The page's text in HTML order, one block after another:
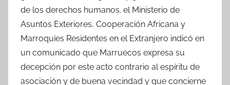
de los derechos humanos. el Ministerio de
Asuntos Exteriores, Cooperación Africana y
Marroquíes Residentes en el Extranjero indicó en
un comunicado que Marruecos expresa su
decepción por este acto contrario al espíritu de
asociación y de buena vecindad y que concierne